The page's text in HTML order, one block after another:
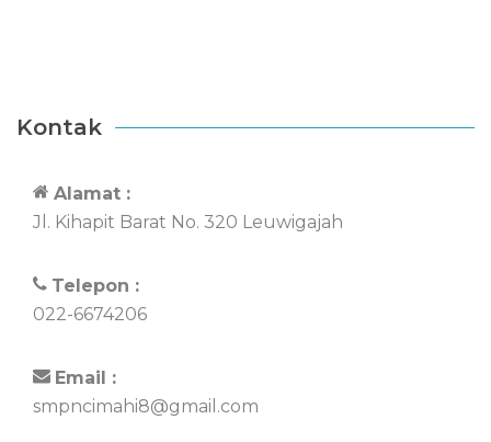
Kontak
Alamat :
Jl. Kihapit Barat No. 320 Leuwigajah
Telepon :
022-6674206
Email :
smpncimahi8@gmail.com